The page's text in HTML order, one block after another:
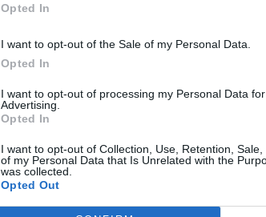
Opted In
I want to opt-out of the Sale of my Personal Data.
Opted In
I want to opt-out of processing my Personal Data
Advertising.
Opted In
I want to opt-out of Collection, Use, Retention,
of my Personal Data that Is Unrelated with the
was collected.
Opted Out